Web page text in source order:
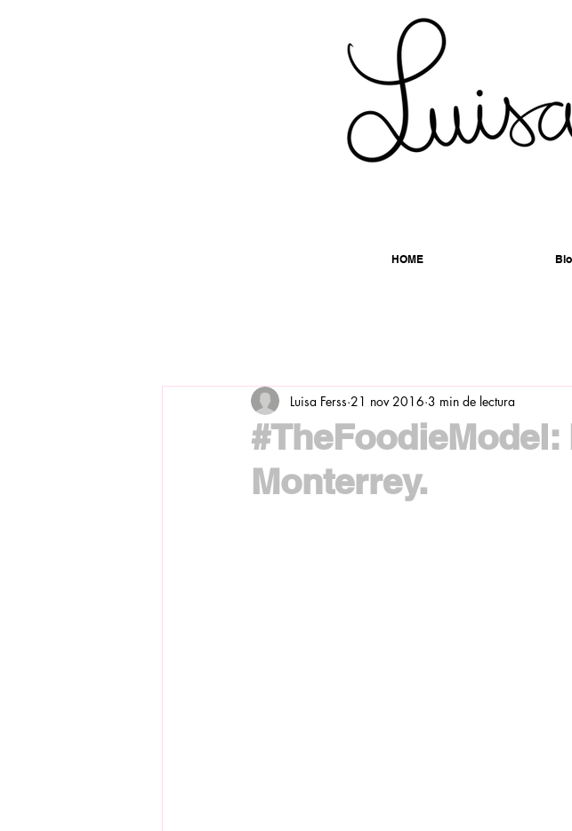
HOME
Monterrey.
Luisa Ferss 21 nov 2016 3 min de lectura